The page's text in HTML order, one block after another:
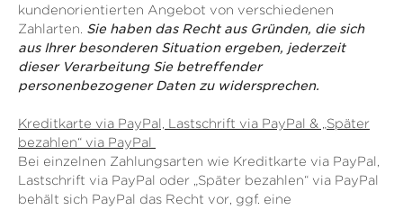
kundenorientierten Angebot von verschiedenen
Zahlarten. Sie haben das Recht aus Gründen, die sich
aus Ihrer besonderen Situation ergeben, jederzeit
dieser Verarbeitung Sie betreffender
personenbezogener Daten zu widersprechen.
Kreditkarte via PayPal, Lastschrift via PayPal & „Später
bezahlen“ via PayPal
Bei einzelnen Zahlungsarten wie Kreditkarte via PayPal,
Lastschrift via PayPal oder „Später bezahlen“ via PayPal
behält sich PayPal das Recht vor, ggf. eine